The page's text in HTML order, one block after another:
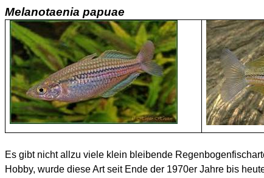
Melanotaenia papuae
Es gibt nicht allzu viele klein bleibende
Hobby, wurde diese Art seit Ende der 1970er Jahre bis